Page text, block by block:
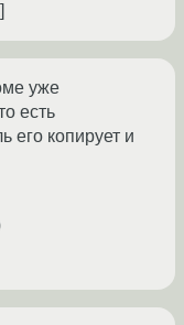
уже
есть
его копирует и